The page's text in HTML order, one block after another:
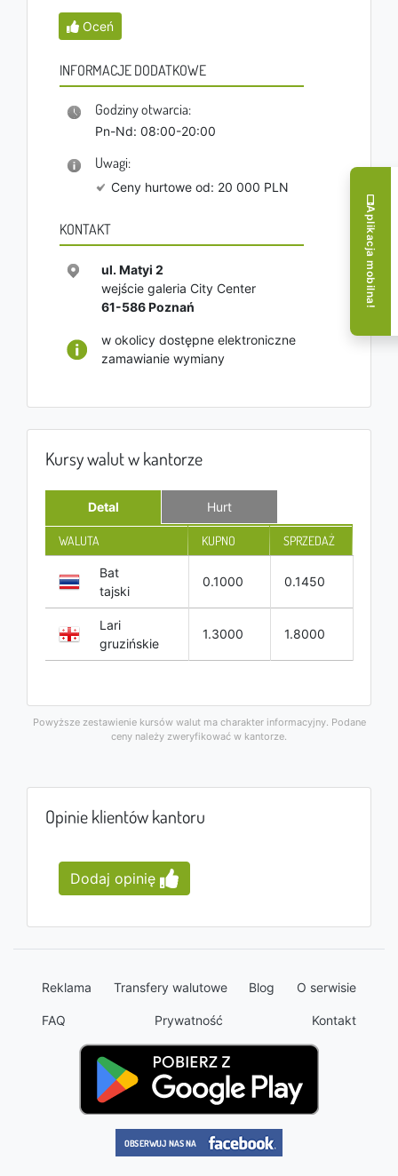
Oceń
INFORMACJE DODATKOWE
Godziny otwarcia:
Pn-Nd: 08:00-20:00
Uwagi:
Ceny hurtowe od: 20 000 PLN
KONTAKT
ul. Matyi 2
wejście galeria City Center
61-586Poznań
w okolicy dostępne elektroniczne
zamawianie wymiany
Kursy walut w kantorze
Detal Hurt
WALUTA KUPNO SPRZEDAŻ
Bat
tajski
0.1000 0.1450
Lari
gruzińskie
1.3000 1.8000
Powyższe zestawienie kursów walut ma charakter informacyjny. Podane
ceny należy zweryfikować w kantorze.
Opinie klientów kantoru
Dodaj opinię
Reklama Transfery walutowe Blog O serwisie
FAQ Prywatność Kontakt
Aplikacja mobilna!